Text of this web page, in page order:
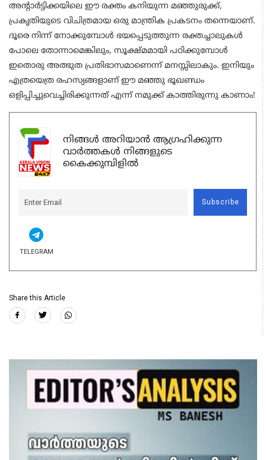
അന്റാർട്ടിക്കയിലെ ഈ രക്തം കനിയുന്ന മഞ്ഞുരുക്ക്,
പ്രകൃതിയുടെ വിചിത്രമായ ഒരു മാന്ത്രിക പ്രകടനം തന്നെയാണ്.
ദൂരെ നിന്ന് നോക്കുമ്പോൾ ഭയപ്പെടുത്തുന്ന രക്തച്ചാലുകൾ
പോലെ തോന്നാമെങ്കിലും, സൂക്ഷ്മമായി പഠിക്കുമ്പോൾ
ഇതൊരു അത്ഭുത പ്രതിഭാസമാണെന്ന് മനസ്സിലാകും. ഇനിയും
എത്രയെത്ര രഹസ്യങ്ങളാണ് ഈ മഞ്ഞു ഭൂഖണ്ഡം
ഒളിപ്പിച്ചുവെച്ചിരിക്കുന്നത് എന്ന് നമുക്ക് കാത്തിരുന്നു കാണാം!
നിങ്ങൾ അറിയാൻ ആഗ്രഹിക്കുന്ന
വാർത്തകൾ നിങ്ങളുടെ
കൈക്കുമ്പിളിൽ
Subscribe
TELEGRAM
Share this Article